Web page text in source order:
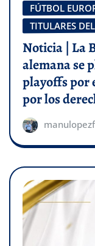
FÚTBOL
TITULARES
Noticia | La
alemana se
playoffs por
por los